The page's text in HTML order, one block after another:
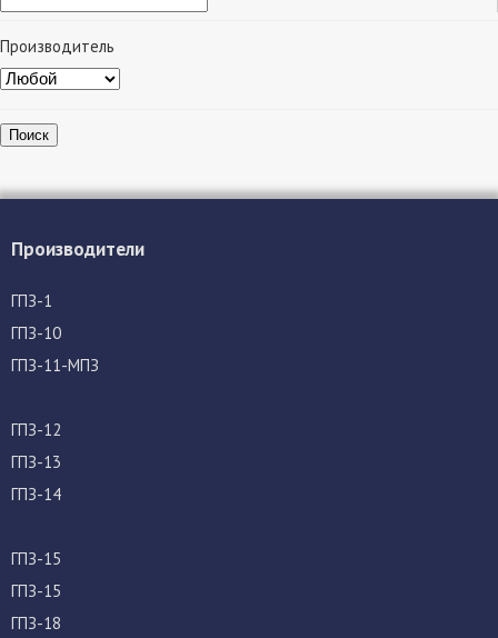
Производитель
Поиск
Производители
ГПЗ-1
ГПЗ-10
ГПЗ-11-МПЗ
ГПЗ-12
ГПЗ-13
ГПЗ-14
ГПЗ-15
ГПЗ-15
ГПЗ-18